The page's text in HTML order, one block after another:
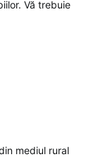
Vă trebuie
mediul rural